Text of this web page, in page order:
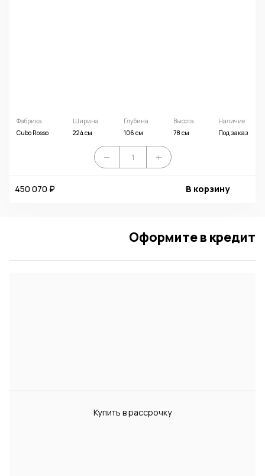
Фабрика
Cubo Rosso
Ширина
224 см
Глубина
106 см
Высота
78 см
Наличие
Под заказ
450 070 ₽ В корзину
Оформите в кредит
Купить в рассрочку